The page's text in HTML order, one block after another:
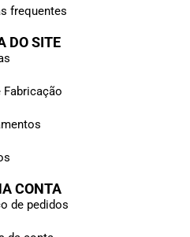
frequentes
DO SITE
Fabricação
CONTA
de pedidos